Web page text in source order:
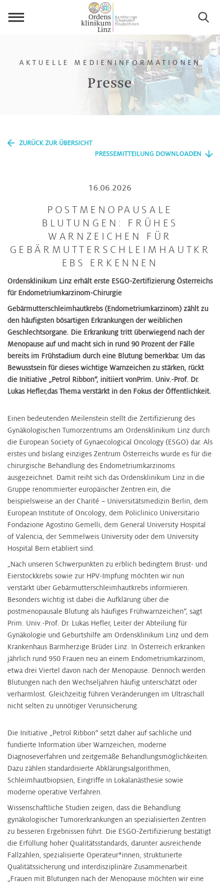
Presse
AKTUELLE MEDIENINFORMATIONEN
ZURÜCK ZUR ÜBERSICHT
PRESSEMITTEILUNG DOWNLOADEN
16.06.2026
POSTMENOPAUSALE
BLUTUNGEN: FRÜHES
WARNZEICHEN FÜR
GEBÄRMUTTERSCHLEIMHAUTKR
EBS ERKENNEN
Ordensklinikum Linz erhält erste ESGO-Zertifizierung Österreichs
für Endometriumkarzinom-Chirurgie
Gebärmutterschleimhautkrebs (Endometriumkarzinom) zählt zu
den häufigsten bösartigen Erkrankungen der weiblichen
Geschlechtsorgane. Die Erkrankung tritt überwiegend nach der
Menopause auf und macht sich in rund 90 Prozent der Fälle
bereits im Frühstadium durch eine Blutung bemerkbar. Um das
Bewusstsein für dieses wichtige Warnzeichen zu stärken, rückt
die Initiative „Petrol Ribbon“, initiiert vonPrim. Univ.-Prof. Dr.
Lukas Hefler,das Thema verstärkt in den Fokus der Öffentlichkeit.
Einen bedeutenden Meilenstein stellt die Zertifizierung des
Gynäkologischen Tumorzentrums am Ordensklinikum Linz durch
die European Society of Gynaecological Oncology (ESGO) dar. Als
erstes und bislang einziges Zentrum Österreichs wurde es für die
chirurgische Behandlung des Endometriumkarzinoms
ausgezeichnet. Damit reiht sich das Ordensklinikum Linz in die
Gruppe renommierter europäischer Zentren ein, die
beispielsweise an der Charité – Universitätsmedizin Berlin, dem
European Institute of Oncology, dem Policlinico Universitario
Fondazione Agostino Gemelli, dem General University Hospital
of Valencia, der Semmelweis University oder dem University
Hospital Bern etabliert sind.
„Nach unseren Schwerpunkten zu erblich bedingtem Brust- und
Eierstockkrebs sowie zur HPV-Impfung möchten wir nun
verstärkt über Gebärmutterschleimhautkrebs informieren.
Besonders wichtig ist dabei die Aufklärung über die
postmenopausale Blutung als häufiges Frühwarnzeichen“, sagt
Prim. Univ.-Prof. Dr. Lukas Hefler, Leiter der Abteilung für
Gynäkologie und Geburtshilfe am Ordensklinikum Linz und dem
Krankenhaus Barmherzige Brüder Linz. In Österreich erkranken
jährlich rund 950 Frauen neu an einem Endometriumkarzinom,
etwa drei Viertel davon nach der Menopause. Dennoch werden
Blutungen nach den Wechseljahren häufig unterschätzt oder
verharmlost. Gleichzeitig führen Veränderungen im Ultraschall
nicht selten zu unnötiger Verunsicherung.
Die Initiative „Petrol Ribbon“ setzt daher auf sachliche und
fundierte Information über Warnzeichen, moderne
Diagnoseverfahren und zeitgemäße Behandlungsmöglichkeiten.
Dazu zählen standardisierte Abklärungsalgorithmen,
Schleimhautbiopsien, Eingriffe in Lokalanästhesie sowie
moderne operative Verfahren.
Wissenschaftliche Studien zeigen, dass die Behandlung
gynäkologischer Tumorerkrankungen an spezialisierten Zentren
zu besseren Ergebnissen führt. Die ESGO-Zertifizierung bestätigt
die Erfüllung hoher Qualitätsstandards, darunter ausreichende
Fallzahlen, spezialisierte Operateur*innen, strukturierte
Qualitätssicherung und interdisziplinäre Zusammenarbeit.
„Frauen mit Blutungen nach der Menopause möchten wir eine